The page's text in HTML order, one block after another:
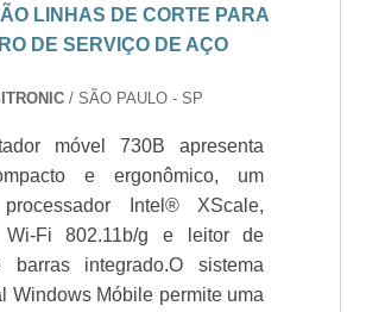
LINHAS DE CORTE PARA
DE SERVIÇO DE AÇO
/ SÃO PAULO - SP
móvel 730B apresenta
e ergonômico, um
Intel® XScale,
Wi-Fi 802.11b/g e leitor de
barras integrado.O sistema
Windows Móbile permite uma